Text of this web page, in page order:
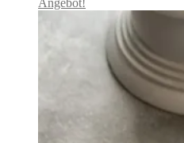
Angebot!